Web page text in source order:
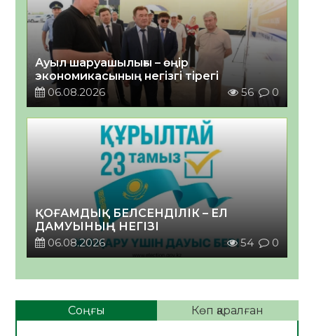
Ауыл шаруашылығы – өңір
экономикасының негізгі тірегі
06.08.2026
56 0
ҚОҒАМДЫҚ БЕЛСЕНДІЛІК – ЕЛ
ДАМУЫНЫҢ НЕГІЗІ
06.08.2026
54 0
Соңғы Көп қаралған